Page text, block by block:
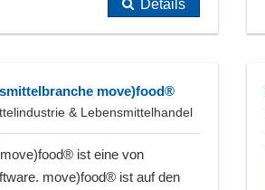
Details
move)food®
& Lebensmittelhandel
ist eine von
move)food® ist auf den